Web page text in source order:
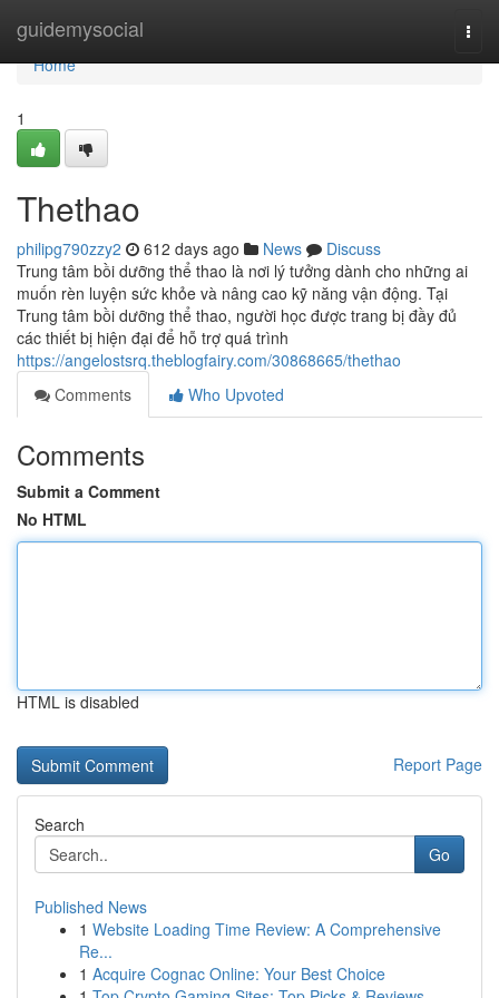
guidemysocial
Home
Home
1
Thethao
philipg790zzy2 612 days ago News
Discuss
Trung tâm bồi dưỡng thể thao là nơi lý tưởng dành cho những ai
muốn rèn luyện sức khỏe và nâng cao kỹ năng vận động. Tại
Trung tâm bồi dưỡng thể thao, người học được trang bị đầy đủ
các thiết bị hiện đại để hỗ trợ quá trình
https://angelostsrq.theblogfairy.com/30868665/thethao
Comments
Who Upvoted
Comments
Submit a Comment
No HTML
HTML is disabled
Report Page
Search
Go
Published News
1 Website Loading Time Review: A Comprehensive
Re...
1 Acquire Cognac Online: Your Best Choice